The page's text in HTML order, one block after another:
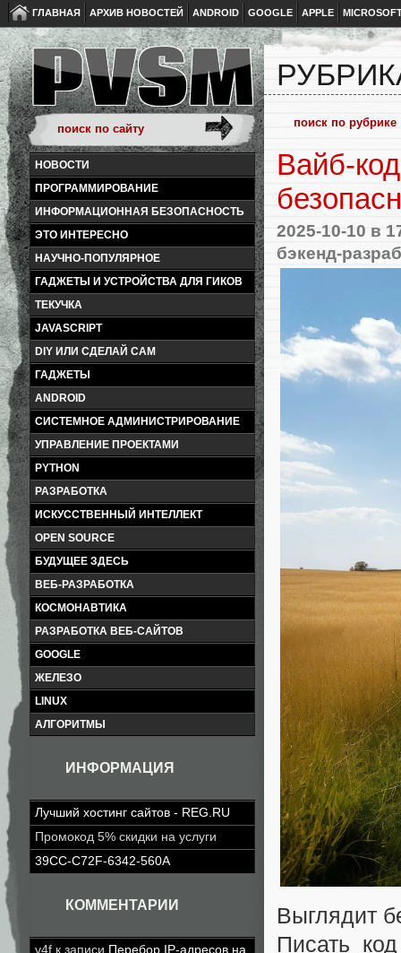
ГЛАВНАЯ АРХИВ НОВОСТЕЙ ANDROID GOOGLE APPLE
НОВОСТИ
ПРОГРАММИРОВАНИЕ
ИНФОРМАЦИОННАЯ БЕЗОПАСНОСТЬ
ЭТО ИНТЕРЕСНО
НАУЧНО-ПОПУЛЯРНОЕ
ГАДЖЕТЫ И УСТРОЙСТВА ДЛЯ ГИКОВ
ТЕКУЧКА
JAVASCRIPT
DIY ИЛИ СДЕЛАЙ САМ
ГАДЖЕТЫ
ANDROID
СИСТЕМНОЕ АДМИНИСТРИРОВАНИЕ
УПРАВЛЕНИЕ ПРОЕКТАМИ
PYTHON
РАЗРАБОТКА
ИСКУССТВЕННЫЙ ИНТЕЛЛЕКТ
OPEN SOURCE
БУДУЩЕЕ ЗДЕСЬ
ВЕБ-РАЗРАБОТКА
КОСМОНАВТИКА
РАЗРАБОТКА ВЕБ-САЙТОВ
GOOGLE
ЖЕЛЕЗО
LINUX
АЛГОРИТМЫ
ИНФОРМАЦИЯ
Лучший хостинг сайтов - REG.RU
Промокод 5% скидки на услуги
39CC-C72F-6342-560A
КОММЕНТАРИИ
v4f к записи Перебор IP-адресов на
Вайб-
2025-10-10 в
бэкенд-
Выглядит
Писать